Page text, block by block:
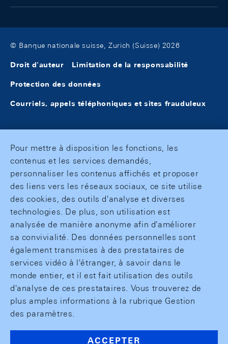
© Banque nationale suisse, Zurich (Suisse) 2026
Droit d'auteur Limitation de la responsabilité
Protection des données
Courriels, appels téléphoniques et sites frauduleux
Pour mettre à disposition les fonctions, les
contenus et les services demandés,
personnaliser les contenus affichés et proposer
des liens vers les réseaux sociaux, ce site utilise
des cookies, des outils d'analyse et diverses
technologies. De plus, son utilisation est
analysée de manière anonyme afin d'améliorer
sa convivialité. Des données personnelles sont
également transmises à des prestataires de
services vidéo à l'étranger, à savoir dans le
monde entier, et il est fait utilisation des outils
d'analyse de ces prestataires. Vous trouverez de
plus amples informations à la rubrique Gestion
des paramètres.
ACCEPTER